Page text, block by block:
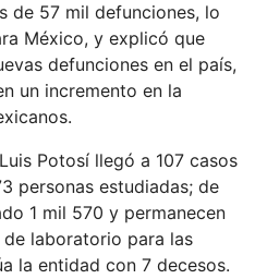
de 57 mil defunciones, lo
México, y explicó que
defunciones en el país,
un incremento en la
Potosí llegó a 107 casos
personas estudiadas; de
1 mil 570 y permanecen
laboratorio para las
la entidad con 7 decesos.